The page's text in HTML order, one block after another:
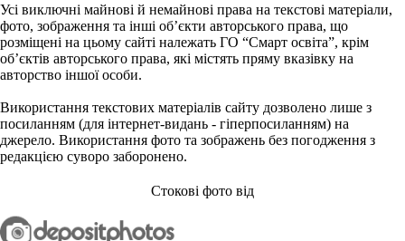
Усі виключні майнові й немайнові права на текстові матеріали,
фото, зображення та інші об’єкти авторського права, що
розміщені на цьому сайті належать ГО “Смарт освіта”, крім
об’єктів авторського права, які містять пряму вказівку на
авторство іншої особи.
Використання текстових матеріалів сайту дозволено лише з
посиланням (для інтернет-видань - гіперпосиланням) на
джерело. Використання фото та зображень без погодження з
редакцією суворо заборонено.
Стокові фото від